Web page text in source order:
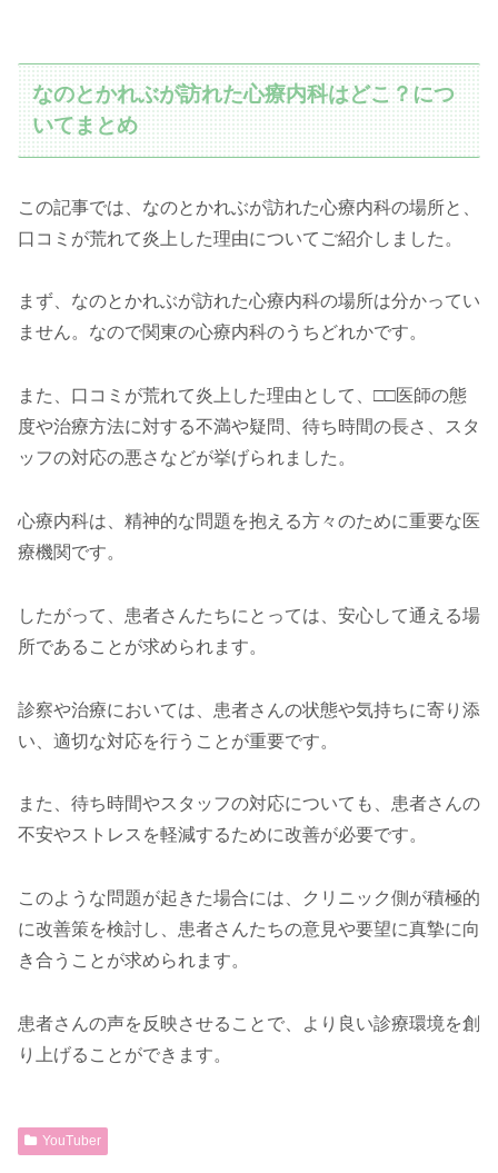
なのとかれぶが訪れた心療内科はどこ？につ
いてまとめ
この記事では、なのとかれぶが訪れた心療内科の場所と、
口コミが荒れて炎上した理由についてご紹介しました。
まず、なのとかれぶが訪れた心療内科の場所は分かってい
ません。なので関東の心療内科のうちどれかです。
また、口コミが荒れて炎上した理由として、□□医師の態
度や治療方法に対する不満や疑問、待ち時間の長さ、スタ
ッフの対応の悪さなどが挙げられました。
心療内科は、精神的な問題を抱える方々のために重要な医
療機関です。
したがって、患者さんたちにとっては、安心して通える場
所であることが求められます。
診察や治療においては、患者さんの状態や気持ちに寄り添
い、適切な対応を行うことが重要です。
また、待ち時間やスタッフの対応についても、患者さんの
不安やストレスを軽減するために改善が必要です。
このような問題が起きた場合には、クリニック側が積極的
に改善策を検討し、患者さんたちの意見や要望に真摯に向
き合うことが求められます。
患者さんの声を反映させることで、より良い診療環境を創
り上げることができます。
YouTuber